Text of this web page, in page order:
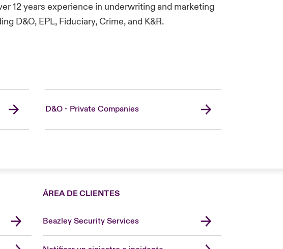
12 years experience in underwriting and marketing
D&O, EPL, Fiduciary, Crime, and K&R.
D&O - Private Companies
ÁREA DE CLIENTES
Beazley Security Services
United Kingdom